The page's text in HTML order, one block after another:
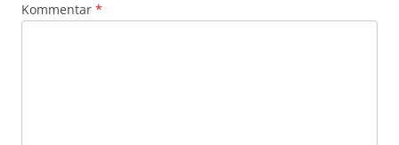
Kommentar *